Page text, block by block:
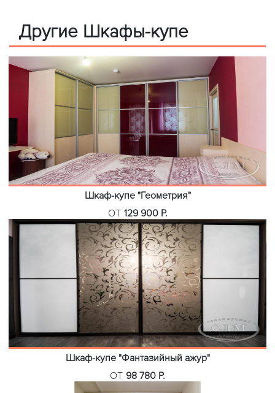
Другие Шкафы-купе
Шкаф-купе "Геометрия"
ОТ 129 900 Р.
Шкаф-купе "Фантазийный ажур"
ОТ 98 780 Р.